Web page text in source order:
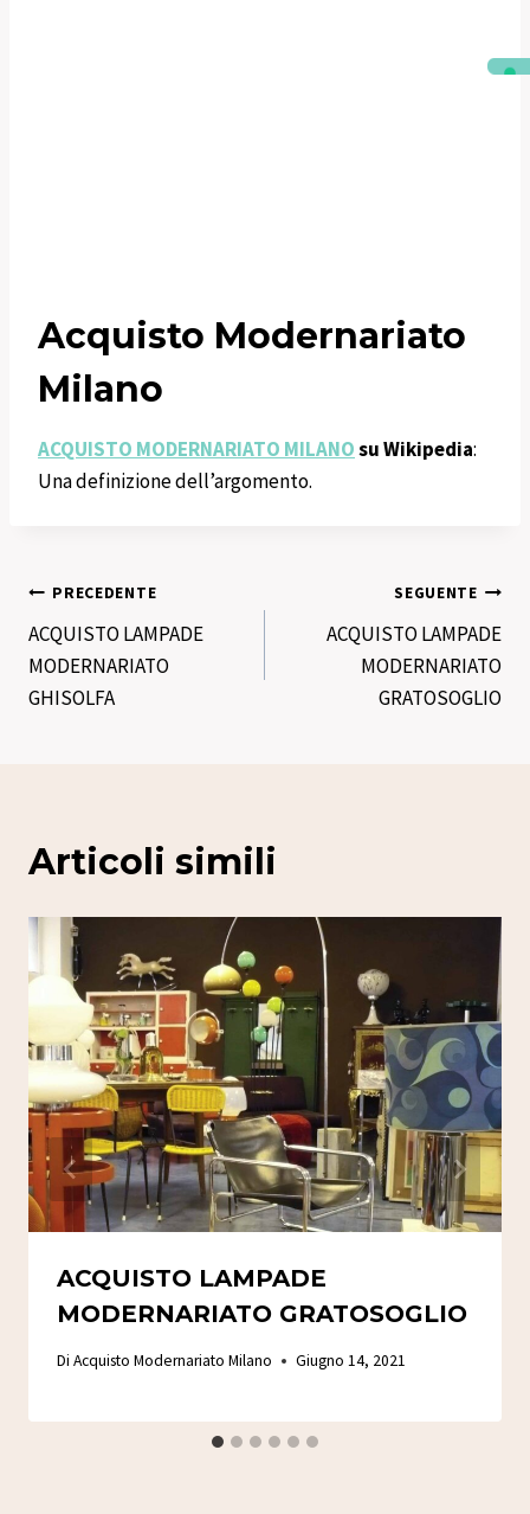
Acquisto Modernariato
Milano
ACQUISTO MODERNARIATO MILANOsu Wikipedia:
Una definizione dell’argomento.
Navigazione
articoli
PRECEDENTE
ACQUISTO LAMPADE
MODERNARIATO
GHISOLFA
SEGUENTE
ACQUISTO LAMPADE
MODERNARIATO
GRATOSOGLIO
Articoli simili
ACQUISTO LAMPADE
MODERNARIATO GRATOSOGLIO
Di Acquisto Modernariato Milano Giugno 14, 2021